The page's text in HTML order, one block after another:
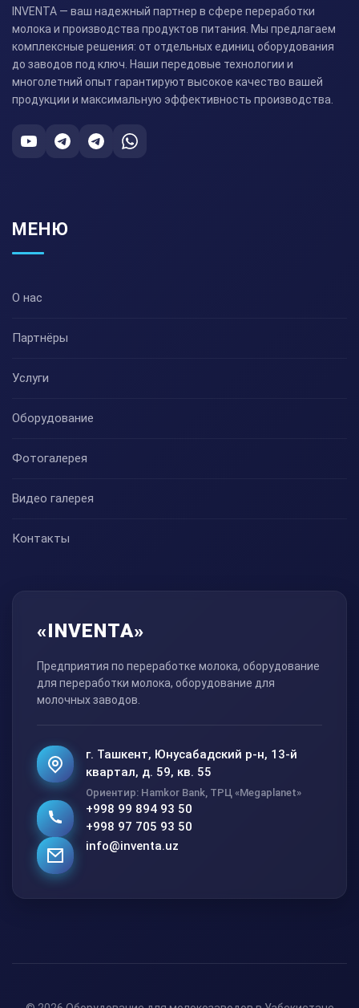
INVENTA — ваш надежный партнер в сфере переработки
молока и производства продуктов питания. Мы предлагаем
комплексные решения: от отдельных единиц оборудования
до заводов под ключ. Наши передовые технологии и
многолетний опыт гарантируют высокое качество вашей
продукции и максимальную эффективность производства.
МЕНЮ
О нас
Партнёры
Услуги
Оборудование
Фотогалерея
Видео галерея
Контакты
«INVENTA»
Предприятия по переработке молока, оборудование
для переработки молока, оборудование для
молочных заводов.
г. Ташкент, Юнусабадский р-н, 13-й
квартал, д. 59, кв. 55
Ориентир: Hamkor Bank, ТРЦ «Megaplanet»
+998 99 894 93 50
+998 97 705 93 50
info@inventa.uz